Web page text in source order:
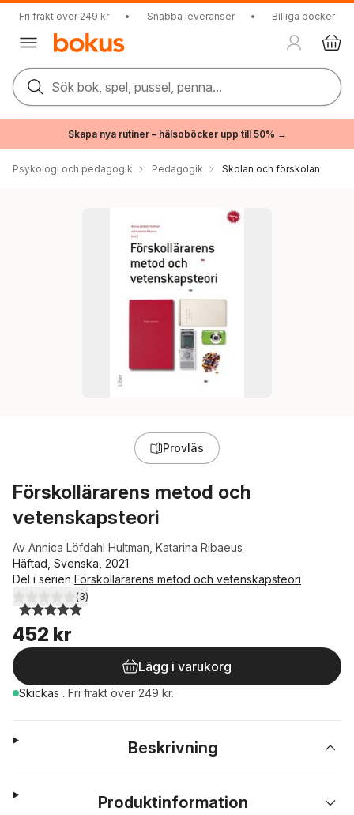
Fri frakt över 249 kr • Snabba leveranser • Billiga böcker
Sök bok, spel, pussel, penna...
Skapa nya rutiner – hälsoböcker upp till 50% →
Psykologi och pedagogik Pedagogik Skolan och förskolan
Provläs
Förskollärarens metod och
vetenskapsteori
Av Annica Löfdahl Hultman Katarina Ribaeus
Häftad, Svenska, 2021
Del i serien Förskollärarens metod och vetenskapsteori
5,0utav 5 stjärnor. Totalt antal röster:
(3)
452 kr
Lägg i varukorg
Skickas . Fri frakt över 249 kr.
Beskrivning
Produktinformation